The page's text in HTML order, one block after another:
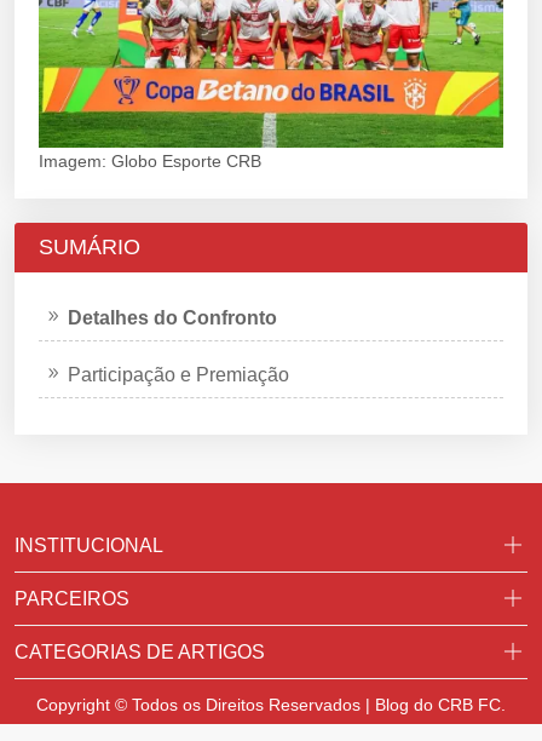
Imagem: Globo Esporte CRB
SUMÁRIO
Detalhes do Confronto
Participação e Premiação
INSTITUCIONAL
PARCEIROS
CATEGORIAS DE ARTIGOS
Copyright © Todos os Direitos Reservados | Blog do CRB FC.